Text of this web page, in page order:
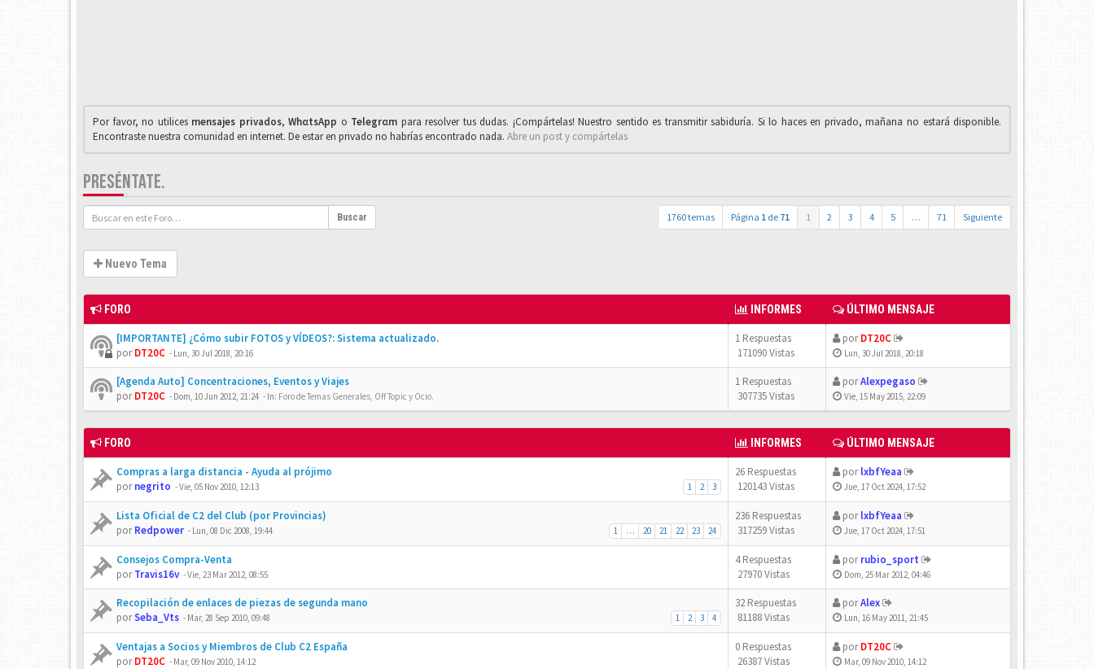
Por favor, no utilices mensajes privados,WhαtsApp o Telegrαm para resolver tus dudas. ¡Compártelas! Nuestro sentido es transmitir sabiduría. Si lo haces en privado, mañana no estará disponible.
Encontraste nuestra comunidad en internet. De estar en privado no habrías encontrado nada. Abre un post y compártelas
PRESÉNTATE.
Buscar 1760 temas Página 1 de 71 1 2 3 4 5 … 71 Siguiente
Nuevo Tema
FORO INFORMES ÚLTIMO MENSAJE
[IMPORTANTE] ¿Cómo subir FOTOS y VÍDEOS?: Sistema actualizado.
porDT20C - Lun, 30 Jul 2018, 20:16
1 Respuestas
171090 Vistas
porDT20C
Lun, 30 Jul 2018, 20:18
[Agenda Auto] Concentraciones, Eventos y Viajes
porDT20C - Dom, 10 Jun 2012, 21:24 - In: Foro de Temas Generales, Off Topic y Ocio.
1 Respuestas
307735 Vistas
porAlexpegaso
Vie, 15 May 2015, 22:09
FORO INFORMES ÚLTIMO MENSAJE
Compras a larga distancia - Ayuda al prójimo
1 2 3
pornegrito -Vie, 05 Nov 2010, 12:13
26 Respuestas
120143 Vistas
porlxbfYeaa
Jue, 17 Oct 2024, 17:52
Lista Oficial de C2 del Club (por Provincias)
1 … 20 21 22 23 24
porRedpower - Lun, 08 Dic 2008, 19:44
236 Respuestas
317259 Vistas
porlxbfYeaa
Jue, 17 Oct 2024, 17:51
Consejos Compra-Venta
porTravis16v -Vie, 23 Mar 2012, 08:55
4 Respuestas
27970 Vistas
porrubio_sport
Dom, 25 Mar 2012, 04:46
Recopilación de enlaces de piezas de segunda mano
1 2 3 4
porSeba_Vts - Mar, 28 Sep 2010, 09:48
32 Respuestas
81188 Vistas
porAlex
Lun, 16 May 2011, 21:45
Ventajas a Socios y Miembros de Club C2 España
porDT20C - Mar, 09 Nov 2010, 14:12
0 Respuestas
26387 Vistas
porDT20C
Mar, 09 Nov 2010, 14:12